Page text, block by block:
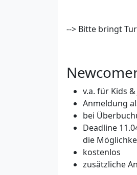
--> Bitte bringt
v.a. für Kids
Anmeldung
bei
Deadline
die
kostenlos
zusätzliche